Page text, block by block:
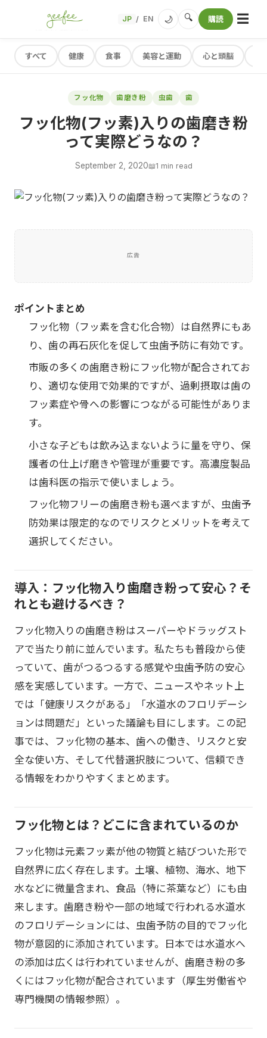
JP / EN 🌙 🔍 購読 ☰
すべて 健康 食事 美容と運動 心と頭脳
フッ化物 歯磨き粉 虫歯 歯
フッ化物(フッ素)入りの歯磨き粉
って実際どうなの？
September 2, 2020📖1 min read
広告
ポイントまとめ
フッ化物（フッ素を含む化合物）は自然界にもあ
り、歯の再石灰化を促して虫歯予防に有効です。
市販の多くの歯磨き粉にフッ化物が配合されてお
り、適切な使用で効果的ですが、過剰摂取は歯の
フッ素症や骨への影響につながる可能性がありま
す。
小さな子どもは飲み込まないように量を守り、保
護者の仕上げ磨きや管理が重要です。高濃度製品
は歯科医の指示で使いましょう。
フッ化物フリーの歯磨き粉も選べますが、虫歯予
防効果は限定的なのでリスクとメリットを考えて
選択してください。
導入：フッ化物入り歯磨き粉って安心？そ
れとも避けるべき？
フッ化物入りの歯磨き粉はスーパーやドラッグスト
アで当たり前に並んでいます。私たちも普段から使
っていて、歯がつるつるする感覚や虫歯予防の安心
感を実感しています。一方で、ニュースやネット上
では「健康リスクがある」「水道水のフロリデーシ
ョンは問題だ」といった議論も目にします。この記
事では、フッ化物の基本、歯への働き、リスクと安
全な使い方、そして代替選択肢について、信頼でき
る情報をわかりやすくまとめます。
フッ化物とは？どこに含まれているのか
フッ化物は元素フッ素が他の物質と結びついた形で
自然界に広く存在します。土壌、植物、海水、地下
水などに微量含まれ、食品（特に茶葉など）にも由
来します。歯磨き粉や一部の地域で行われる水道水
のフロリデーションには、虫歯予防の目的でフッ化
物が意図的に添加されています。日本では水道水へ
の添加は広くは行われていませんが、歯磨き粉の多
くにはフッ化物が配合されています（厚生労働省や
専門機関の情報参照）。